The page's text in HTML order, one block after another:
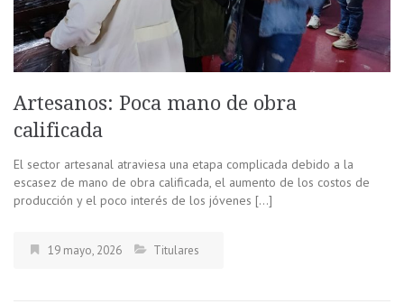
Artesanos: Poca mano de obra
calificada
El sector artesanal atraviesa una etapa complicada debido a la
escasez de mano de obra calificada, el aumento de los costos de
producción y el poco interés de los jóvenes […]
19 mayo, 2026 Titulares